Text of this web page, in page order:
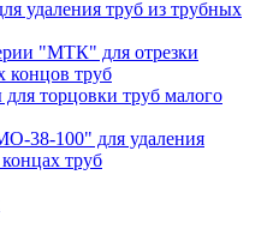
удаления труб из трубных
"МТК" для отрезки
труб
торцовки труб малого
100" для удаления
труб